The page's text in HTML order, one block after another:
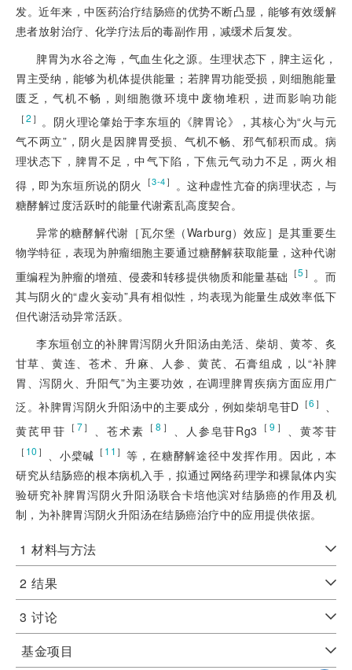
发。近年来，中医药治疗结肠癌的优势不断凸显，能够有效缓解
患者放射治疗、化学疗法后的毒副作用，减缓术后复发。
脾胃为水谷之海，气血生化之源。生理状态下，脾主运化，
胃主受纳，能够为机体提供能量；若脾胃功能受损，则细胞能量
匮乏，气机不畅，则细胞微环境中废物堆积，进而影响功能
［2 ］ 。阴火理论肇始于李东垣的《脾胃论》，其核心为“火与元
气不两立”，阴火是因脾胃受损、气机不畅、邪气郁积而成。病
理状态下，脾胃不足，中气下陷，下焦元气动力不足，两火相
得，即为东垣所说的阴火
［3-4］
。这种虚性亢奋的病理状态，与
糖酵解过度活跃时的能量代谢紊乱高度契合。
异常的糖酵解代谢［瓦尔堡（Warburg）效应］是其重要生
物学特征，表现为肿瘤细胞主要通过糖酵解获取能量，这种代谢
重编程为肿瘤的增殖、侵袭和转移提供物质和能量基础 ［5 ］ 。而
其与阴火的“虚火妄动”具有相似性，均表现为能量生成效率低下
但代谢活动异常活跃。
李东垣创立的补脾胃泻阴火升阳汤由羌活、柴胡、黄芩、炙
甘草、黄连、苍术、升麻、人参、黄芪、石膏组成，以“补脾
胃、泻阴火、升阳气”为主要功效，在调理脾胃疾病方面应用广
泛。补脾胃泻阴火升阳汤中的主要成分，例如柴胡皂苷D ［6 ］ 、
黄芪甲苷 ［ 7］ 、苍术素 ［ 8 ］ 、人参皂苷Rg3 ［9 ］ 、黄芩苷
［ 10 ］ 、小檗碱 ［ 11 ］等，在糖酵解途径中发挥作用。因此，本
研究从结肠癌的根本病机入手，拟通过网络药理学和裸鼠体内实
验研究补脾胃泻阴火升阳汤联合卡培他滨对结肠癌的作用及机
制，为补脾胃泻阴火升阳汤在结肠癌治疗中的应用提供依据。
1 材料与方法
2 结果
3 讨论
基金项目